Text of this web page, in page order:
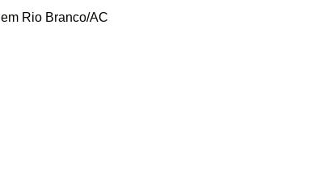
em Rio Branco/AC